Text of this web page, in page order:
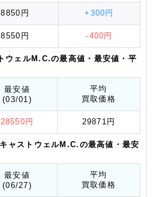
円 +300円
円 -400円
ウェルM.C.の最高値 ・最安値 ・平
最安値
(03/01)
平均
買取価格
28550円 29871円
ャストウェルM.C.の最高値 ・最安
最安値
(06/27)
平均
買取価格